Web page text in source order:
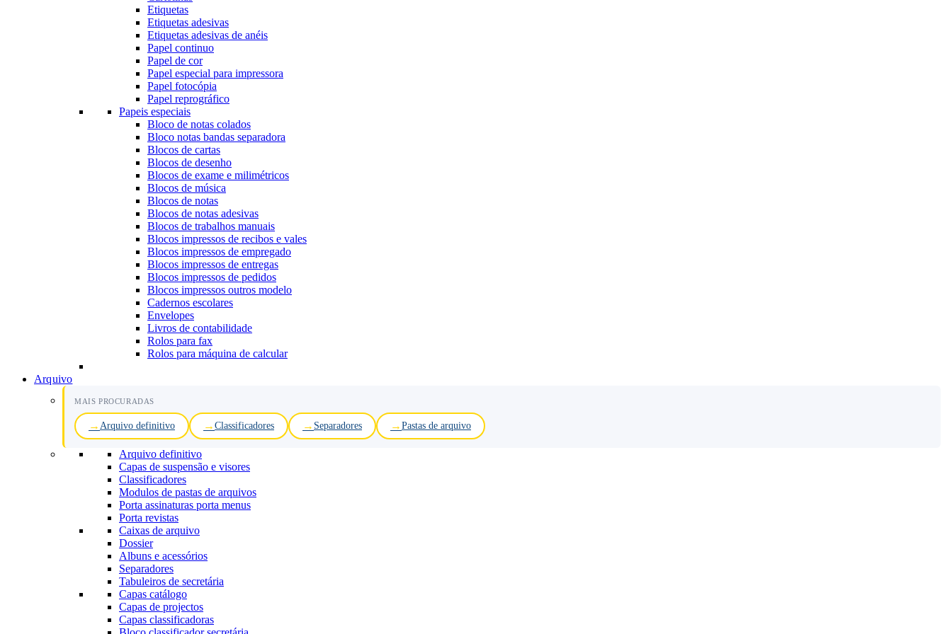
Etiquetas
Etiquetas adesivas
Etiquetas adesivas de anéis
Papel continuo
Papel de cor
Papel especial para impressora
Papel fotocópia
Papel reprográfico
Papeis especiais
Bloco de notas colados
Bloco notas bandas separadora
Blocos de cartas
Blocos de desenho
Blocos de exame e milimétricos
Blocos de música
Blocos de notas
Blocos de notas adesivas
Blocos de trabalhos manuais
Blocos impressos de recibos e vales
Blocos impressos de empregado
Blocos impressos de entregas
Blocos impressos de pedidos
Blocos impressos outros modelo
Cadernos escolares
Envelopes
Livros de contabilidade
Rolos para fax
Rolos para máquina de calcular
Arquivo
MAIS PROCURADAS
Arquivo definitivo Classificadores Separadores Pastas de arquivo
Arquivo definitivo
Capas de suspensão e visores
Classificadores
Modulos de pastas de arquivos
Porta assinaturas porta menus
Porta revistas
Caixas de arquivo
Dossier
Albuns e acessórios
Separadores
Tabuleiros de secretária
Capas catálogo
Capas de projectos
Capas classificadoras